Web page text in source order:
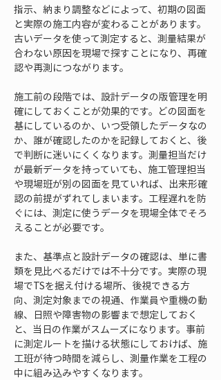
指示、納まり調整などによって、初期の図面
と実際の施工内容が変わることがあります。
古いデータを使って測定すると、測量結果が
合わない原因を現場で探すことになり、再確
認や再測につながります。
施工前の段階では、設計データの版管理を明
確にしておくことが効果的です。どの図面を
基にしているのか、いつ受領したデータなの
か、誰が確認したのかを記録しておくと、後
で判断に迷いにくくなります。測量担当だけ
が最新データを持っていても、施工管理担当
や現場班が別の図面を見ていれば、出来形確
認の前提がずれてしまいます。工程遅れを防
ぐには、測定に使うデータを現場全体でそろ
えることが必要です。
また、基準点と設計データの確認は、単に書
類を見比べるだけでは不十分です。実際の現
場でTSを据え付ける場所、後視できる方
向、測定対象までの視通、作業員や重機の動
線、日照や障害物の影響まで想定しておく
と、当日の作業がスムーズになります。事前
に測定ルートを描ける状態にしておけば、施
工班が待つ時間を減らし、測量作業を工程の
中に組み込みやすくなります。